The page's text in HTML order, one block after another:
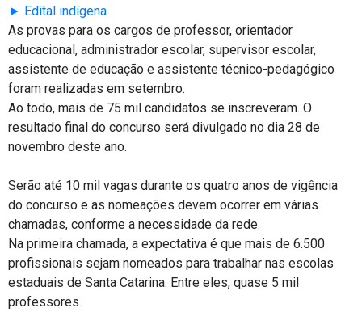
► Edital indígena
As provas para os cargos de professor, orientador
educacional, administrador escolar, supervisor escolar,
assistente de educação e assistente técnico-pedagógico
foram realizadas em setembro.
Ao todo, mais de 75 mil candidatos se inscreveram. O
resultado final do concurso será divulgado no dia 28 de
novembro deste ano.
Serão até 10 mil vagas durante os quatro anos de vigência
do concurso e as nomeações devem ocorrer em várias
chamadas, conforme a necessidade da rede.
Na primeira chamada, a expectativa é que mais de 6.500
profissionais sejam nomeados para trabalhar nas escolas
estaduais de Santa Catarina. Entre eles, quase 5 mil
professores.